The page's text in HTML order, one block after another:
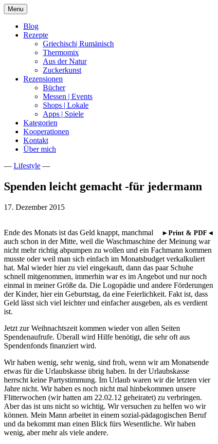
Skip
to
content
Menu
Blog
Rezepte
Griechisch| Rumänisch
Thermomix
Aus der Natur
Zuckerkunst
Rezensionen
Bücher
Messen | Events
Shops | Lokale
Apps | Spiele
Kategorien
Kooperationen
Kontakt
Über mich
Nia Latea
— Lifestyle —
Spenden leicht gemacht -für jedermann
17. Dezember 2015
►Print & PDF◄
Ende des Monats ist das Geld knappt, manchmal
auch schon in der Mitte, weil die Waschmaschine der Meinung war
nicht mehr richtig abpumpen zu wollen und ein Fachmann kommen
musste oder weil man sich einfach im Monatsbudget verkalkuliert
hat. Mal wieder hier zu viel eingekauft, dann das paar Schuhe
schnell mitgenommen, immerhin war es im Angebot und nur noch
einmal in meiner Größe da. Die Logopädie und andere Förderungen
der Kinder, hier ein Geburtstag, da eine Feierlichkeit. Fakt ist, dass
Geld lässt sich viel leichter und einfacher ausgeben, als es verdient
ist.
Jetzt zur Weihnachtszeit kommen wieder von allen Seiten
Spendenaufrufe. Überall wird Hilfe benötigt, die sehr oft aus
Spendenfonds finanziert wird.
Wir haben wenig, sehr wenig, sind froh, wenn wir am Monatsende
etwas für die Urlaubskasse übrig haben. In der Urlaubskasse
herrscht keine Partystimmung. Im Urlaub waren wir die letzten vier
Jahre nicht. Wir haben es noch nicht mal hinbekommen unsere
Flitterwochen (wir hatten am 22.02.12 geheiratet) zu verbringen.
Aber das ist uns nicht so wichtig. Wir versuchen zu helfen wo wir
können. Mein Mann arbeitet in einem sozial-pädagogischen Beruf
und da bekommt man einen Blick fürs Wesentliche. Wir haben
wenig, aber mehr als viele andere.